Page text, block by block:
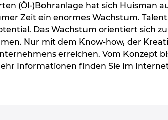
(Öl-)Bohranlage hat sich Huisman
Zeit ein enormes Wachstum.
Das Wachstum orientiert sich
Nur mit dem Know-how, der
erreichen. Vom Konzept
Informationen finden Sie im